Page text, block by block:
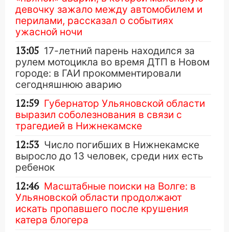
девочку зажало между автомобилем и
перилами, рассказал о событиях
ужасной ночи
13:05 17-летний парень находился за
рулем мотоцикла во время ДТП в Новом
городе: в ГАИ прокомментировали
сегодняшнюю аварию
12:59 Губернатор Ульяновской области
выразил соболезнования в связи с
трагедией в Нижнекамске
12:53 Число погибших в Нижнекамске
выросло до 13 человек, среди них есть
ребенок
12:46 Масштабные поиски на Волге: в
Ульяновской области продолжают
искать пропавшего после крушения
катера блогера